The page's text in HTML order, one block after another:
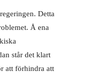
Detta
Å ena
står det klart
att förhindra att